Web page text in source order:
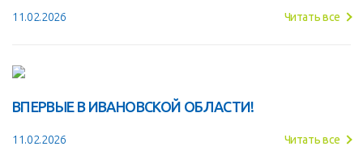
11.02.2026 Читать все
ВПЕРВЫЕ В ИВАНОВСКОЙ ОБЛАСТИ!
11.02.2026 Читать все